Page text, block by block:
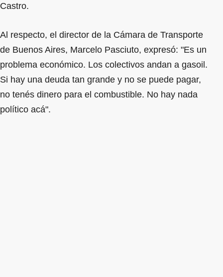
Castro.
Al respecto, el director de la Cámara de Transporte
de Buenos Aires, Marcelo Pasciuto, expresó: "Es un
problema económico. Los colectivos andan a gasoil.
Si hay una deuda tan grande y no se puede pagar,
no tenés dinero para el combustible. No hay nada
político acá".